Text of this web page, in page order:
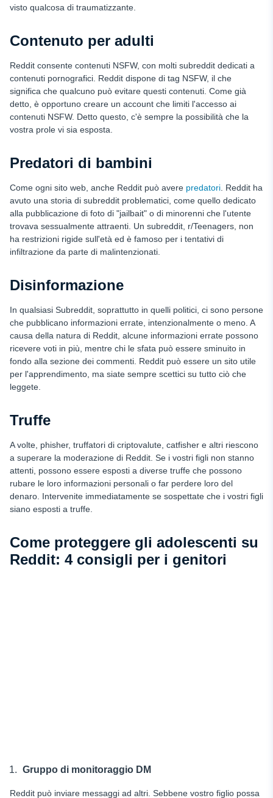
visto qualcosa di traumatizzante.
Contenuto per adulti
Reddit consente contenuti NSFW, con molti subreddit dedicati a
contenuti pornografici. Reddit dispone di tag NSFW, il che
significa che qualcuno può evitare questi contenuti. Come già
detto, è opportuno creare un account che limiti l'accesso ai
contenuti NSFW. Detto questo, c'è sempre la possibilità che la
vostra prole vi sia esposta.
Predatori di bambini
Come ogni sito web, anche Reddit può avere predatori . Reddit ha
avuto una storia di subreddit problematici, come quello dedicato
alla pubblicazione di foto di "jailbait" o di minorenni che l'utente
trovava sessualmente attraenti. Un subreddit, r/Teenagers, non
ha restrizioni rigide sull'età ed è famoso per i tentativi di
infiltrazione da parte di malintenzionati.
Disinformazione
In qualsiasi Subreddit, soprattutto in quelli politici, ci sono persone
che pubblicano informazioni errate, intenzionalmente o meno. A
causa della natura di Reddit, alcune informazioni errate possono
ricevere voti in più, mentre chi le sfata può essere sminuito in
fondo alla sezione dei commenti. Reddit può essere un sito utile
per l'apprendimento, ma siate sempre scettici su tutto ciò che
leggete.
Truffe
A volte, phisher, truffatori di criptovalute, catfisher e altri riescono
a superare la moderazione di Reddit. Se i vostri figli non stanno
attenti, possono essere esposti a diverse truffe che possono
rubare le loro informazioni personali o far perdere loro del
denaro. Intervenite immediatamente se sospettate che i vostri figli
siano esposti a truffe.
Come proteggere gli adolescenti su
Reddit: 4 consigli per i genitori
Gruppo di monitoraggio DM
Reddit può inviare messaggi ad altri. Sebbene vostro figlio possa